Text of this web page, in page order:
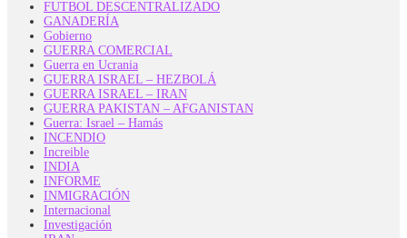
FUTBOL DESCENTRALIZADO
GANADERÍA
Gobierno
GUERRA COMERCIAL
Guerra en Ucrania
GUERRA ISRAEL – HEZBOLÁ
GUERRA ISRAEL – IRAN
GUERRA PAKISTAN – AFGANISTAN
Guerra: Israel – Hamás
INCENDIO
Increible
INDIA
INFORME
INMIGRACIÓN
Internacional
Investigación